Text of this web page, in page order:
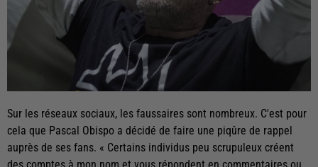
Sur les réseaux sociaux, les faussaires sont nombreux. C'est pour
cela que Pascal Obispo a décidé de faire une piqûre de rappel
auprès de ses fans. « Certains individus peu scrupuleux créent